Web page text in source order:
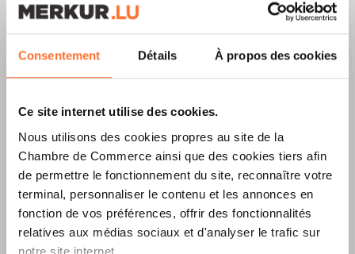
Consentement Détails À propos des cookies
Ce site internet utilise des cookies.
Nous utilisons des cookies propres au site de la
Chambre de Commerce ainsi que des cookies tiers afin
de permettre le fonctionnement du site, reconnaître votre
terminal, personnaliser le contenu et les annonces en
fonction de vos préférences, offrir des fonctionnalités
relatives aux médias sociaux et d'analyser le trafic sur
notre site internet.
Merkur Magazine
L’ÉDITIONÉTÉ
2026EST
DISPONIBLE !